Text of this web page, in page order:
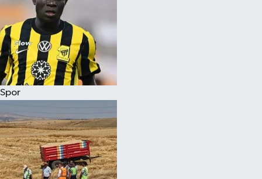
Spor